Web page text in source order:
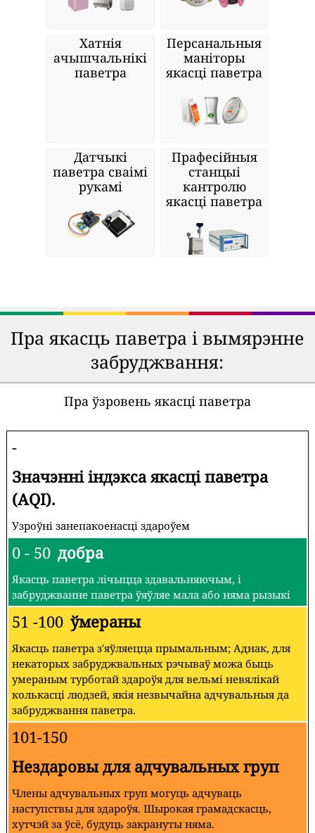
Хатнія
ачышчальнікі
паветра
Персанальныя
маніторы
якасці паветра
Датчыкі
паветра сваімі
рукамі
Прафесійныя
станцыі
кантролю
якасці паветра
Пра якасць паветра і вымярэнне
забруджвання:
Пра ўзровень якасці паветра
-
Значэнні індэкса якасці паветра
(AQI).
Узроўні занепакоенасці здароўем
0 - 50 добра
Якасць паветра лічыцца здавальняючым, і
забруджванне паветра ўяўляе мала або няма рызыкі
51 -100 ўмераны
Якасць паветра з'яўляецца прымальным; Аднак, для
некаторых забруджвальных рэчываў можа быць
умераным турботай здароўя для вельмі невялікай
колькасці людзей, якія незвычайна адчувальныя да
забруджвання паветра.
101-150
Нездаровы для адчувальных груп
Члены адчувальных груп могуць адчуваць
наступствы для здароўя. Шырокая грамадскасць,
хутчэй за ўсё, будуць закрануты няма.